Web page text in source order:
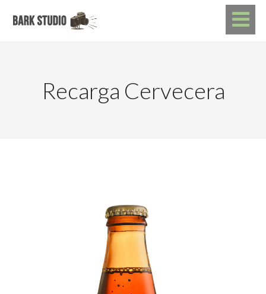
Recarga Cervecera